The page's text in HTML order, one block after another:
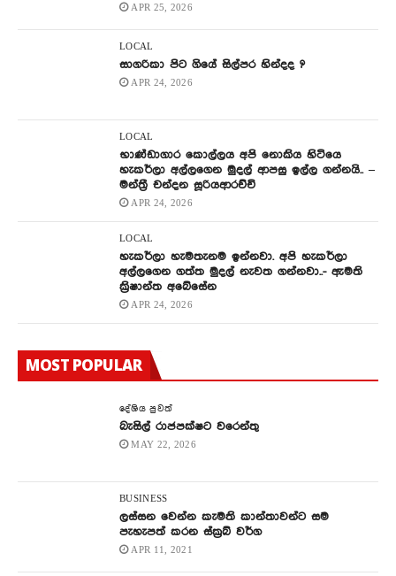
APR 25, 2026
LOCAL
සාගරිකා පිට ගියේ සිල්පර හින්දද ?
APR 24, 2026
LOCAL
භාණ්ඩාගාර කොල්ලය අපි නොකිය හිටියෙ
හැකර්ලා අල්ලගෙන මුදල් ආපසු ඉල්ල ගන්නයි.. –
මන්ත්‍රී චන්දන සූරියආරච්චි
APR 24, 2026
LOCAL
හැකර්ලා හැමතැනම ඉන්නවා. අපි හැකර්ලා
අල්ලගෙන ගත්ත මුදල් නැවත ගන්නවා..- ඇමති
ක්‍රිෂාන්ත අබේසේන
APR 24, 2026
MOST POPULAR
දේශිය පුවත්
බැසිල් රාජපක්ෂට වරෙන්තු
MAY 22, 2026
BUSINESS
ලස්සන වෙන්න කැමති කාන්තාවන්ට සම
පැහැපත් කරන ස්ක්‍රබ් වර්ග
APR 11, 2021